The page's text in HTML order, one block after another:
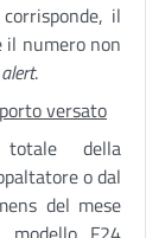
il
il numero non
alert.
versato
della
o dal
del mese